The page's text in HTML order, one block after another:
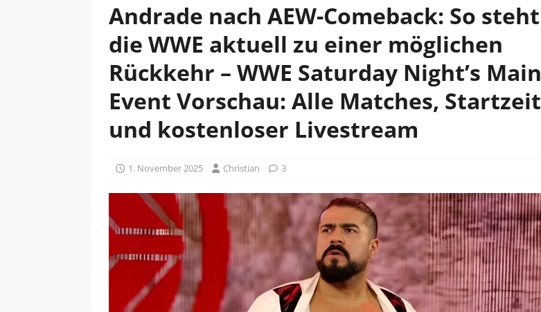
Andrade nach AEW-Comeback: So steht
die WWE aktuell zu einer möglichen
Rückkehr – WWE Saturday Night’s Main
Event Vorschau: Alle Matches, Startzeit
und kostenloser Livestream
1. November 2025 Christian 3